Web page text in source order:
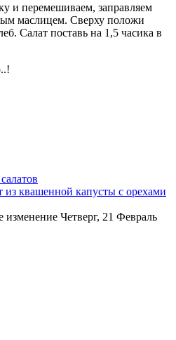
и перемешиваем, заправляем
маслицем. Сверху положи
Салат поставь на 1,5 часика в
из квашенной капусты с орехами
изменение Четверг, 21 Февраль